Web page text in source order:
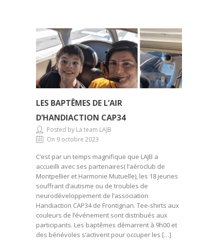
LES BAPTÊMES DE L’AIR
D’HANDIACTION CAP34
Posted by La team LAJB
On 9 octobre 2023
C’est par un temps magnifique que LAJB a
accueilli avec ses partenaires( l’aéroclub de
Montpellier et Harmonie Mutuelle), les 18 jeunes
souffrant d’autisme ou de troubles de
neurodéveloppement de l’association
Handiaction CAP34 de Frontignan. Tee-shirts aux
couleurs de l’événement sont distribués aux
participants. Les baptêmes démarrent à 9h00 et
des bénévoles s’activent pour occuper les […]